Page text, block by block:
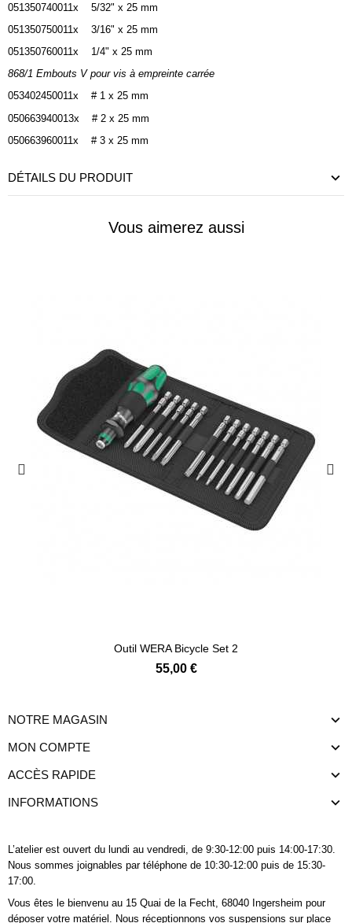
051350740011x 5/32" x 25 mm
051350750011x 3/16" x 25 mm
051350760011x 1/4" x 25 mm
868/1 Embouts V pour vis à empreinte carrée
053402450011x # 1 x 25 mm
050663940013x # 2 x 25 mm
050663960011x # 3 x 25 mm
DÉTAILS DU PRODUIT
Vous aimerez aussi
Outil WERA Bicycle Set 2
55,00 €
NOTRE MAGASIN
MON COMPTE
ACCÈS RAPIDE
INFORMATIONS
L’atelier est ouvert du lundi au vendredi, de 9:30-12:00 puis 14:00-17:30.
Nous sommes joignables par téléphone de 10:30-12:00 puis de 15:30-
17:00.
Vous êtes le bienvenu au 15 Quai de la Fecht, 68040 Ingersheim pour
déposer votre matériel. Nous réceptionnons vos suspensions sur place